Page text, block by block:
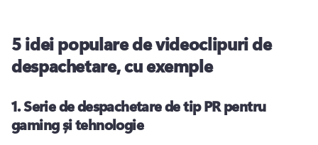
5 idei populare de videoclipuri de
despachetare, cu exemple
1.Serie de despachetare de tip PR pentru
gaming și tehnologie